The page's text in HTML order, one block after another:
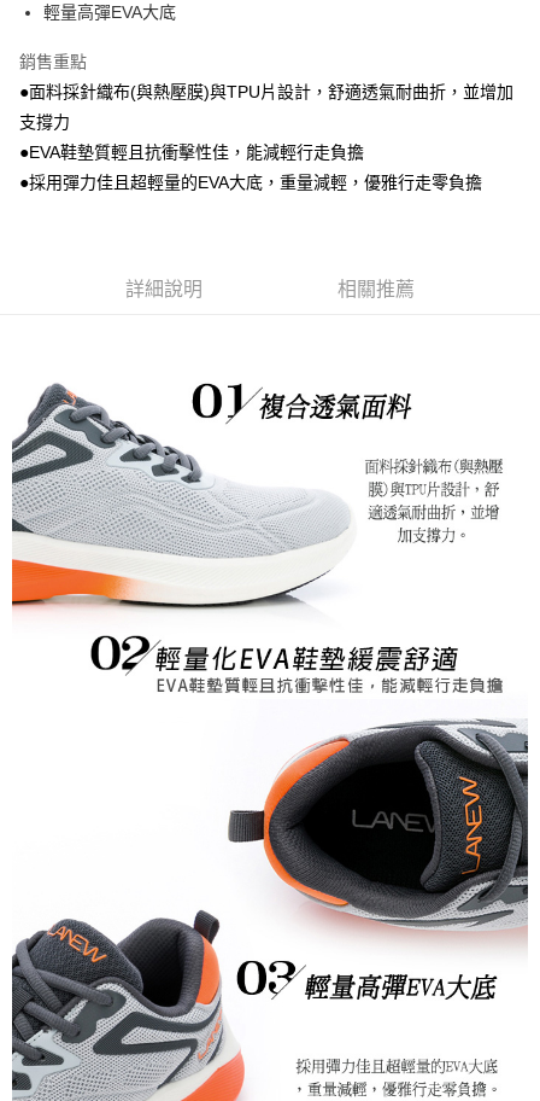
輕量高彈EVA大底
銷售重點
●面料採針織布(與熱壓膜)與TPU片設計，舒適透氣耐曲折，並增加
支撐力
●EVA鞋墊質輕且抗衝擊性佳，能減輕行走負擔
●採用彈力佳且超輕量的EVA大底，重量減輕，優雅行走零負擔
詳細說明 相關推薦